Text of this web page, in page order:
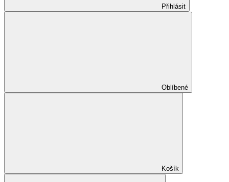
Přihlásit
Oblíbené
Košík